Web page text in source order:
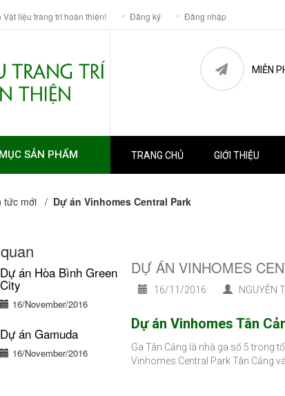
liệu trang trí hoàn thiện! Đăng ký Đăng nhập
MIỄN
SẢN PHẨM TRANG CHỦ GIỚI THIỆU
tức mới / Dự án Vinhomes Central Park
Dự án Hòa Bình Green
City
16/November/2016
Dự án Gamuda
16/November/2016
DỰ ÁN VINHOMES
16/11/2016 NGUYỄN
Dự án Vinhomes Tân
Ga Tân Cảng là nhà ga số 5 trong
Vinhomes Central Park Tân Cảng